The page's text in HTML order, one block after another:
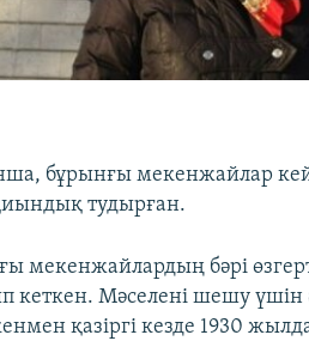
бұрынғы мекенжайлар
тудырған.
мекенжайлардың бәрі
кеткен. Мәселені шешу үшін
қазіргі кезде 1930